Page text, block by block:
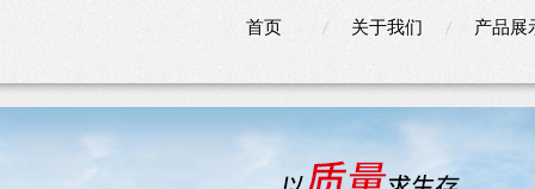
首页 关于我们 产品展